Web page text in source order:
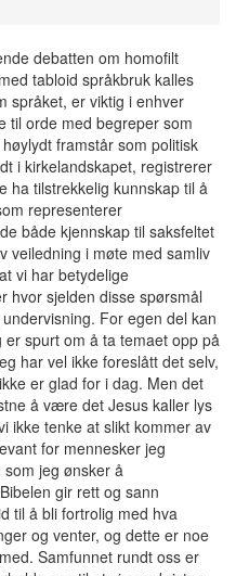
debatten om homofilt
tabloid språkbruk kalles
språket, er viktig i enhver
til orde med begreper som
framstår som politisk
i kirkelandskapet, registrerer
ha tilstrekkelig kunnskap til å
representerer
både kjennskap til saksfeltet
veiledning i møte med samliv
vi har betydelige
hvor sjelden disse spørsmål
For egen del kan
spurt om å ta temaet opp på
har vel ikke foreslått det selv,
er glad for i dag. Men det
å være det Jesus kaller lys
ikke tenke at slikt kommer av
for mennesker jeg
jeg ønsker å
gir rett og sann
til å bli fortrolig med hva
og venter, og dette er noe
Samfunnet rundt oss er